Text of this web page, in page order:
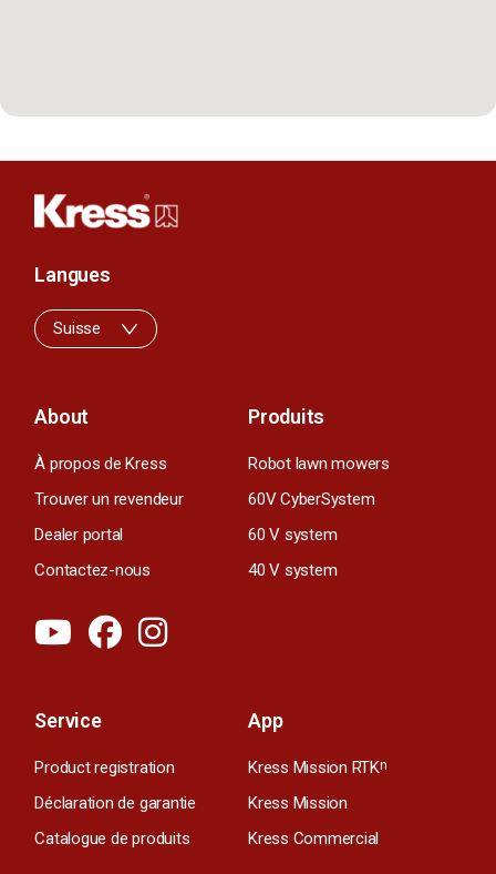
About
À propos de Kress
Trouver un revendeur
Dealer portal
Contactez-nous
Produits
Robot lawn mowers
60V CyberSystem
60 V system
40 V system
Service
Product registration
Déclaration de garantie
Catalogue de produits
App
Kress Mission RTKn
Kress Mission
Kress Commercial
Langues
Suisse